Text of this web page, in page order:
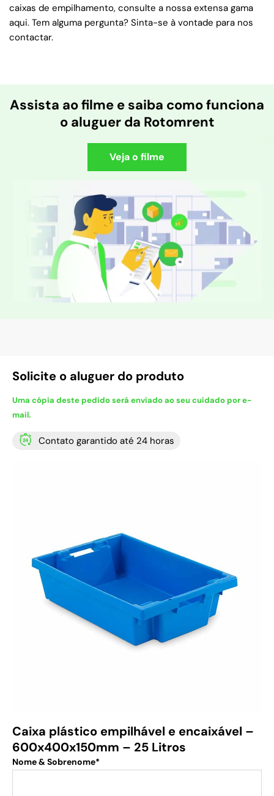
caixas de empilhamento, consulte a nossa extensa gama
aqui. Tem alguma pergunta? Sinta-se à vontade para nos
contactar.
Assista ao filme e saiba como funciona
o aluguer da Rotomrent
Veja o filme
Solicite o aluguer do produto
Uma cópia deste pedido será enviado ao seu cuidado por e-
mail.
Contato garantido até 24 horas
Caixa plástico empilhável e encaixável –
600x400x150mm – 25 Litros
Nome & Sobrenome*